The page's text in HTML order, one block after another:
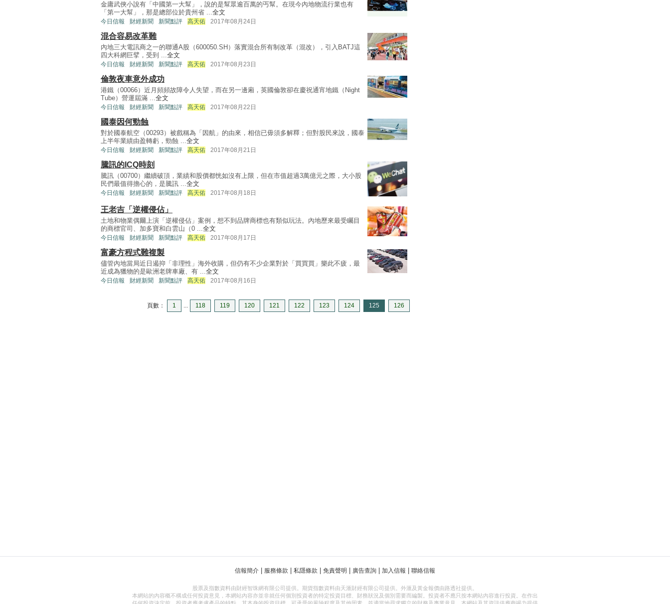
金庸武俠小說有「中國第一大幫」，說的是幫眾逾百萬的丐幫。在現今內地物流行業也有
「第一大幫」，那是總部位於貴州省 ...全文
今日信報 財經新聞 新聞點評 高天佑 2017年08月24日
混合容易改革難
內地三大電訊商之一的聯通A股（600050.SH）落實混合所有制改革（混改），引入BATJ這
四大科網巨擘，受到 ...全文
今日信報 財經新聞 新聞點評 高天佑 2017年08月23日
倫敦夜車意外成功
港鐵（00066）近月頻頻故障令人失望，而在另一邊廂，英國倫敦卻在慶祝通宵地鐵（Night
Tube）營運屆滿 ...全文
今日信報 財經新聞 新聞點評 高天佑 2017年08月22日
國泰因何勁蝕
對於國泰航空（00293）被戲稱為「因航」的由來，相信已毋須多解釋；但對股民來說，國泰
上半年業績由盈轉虧，勁蝕 ...全文
今日信報 財經新聞 新聞點評 高天佑 2017年08月21日
騰訊的ICQ時刻
騰訊（00700）繼續破頂，業績和股價都恍如沒有上限，但在市值超過3萬億元之際，大小股
民們最值得擔心的，是騰訊 ...全文
今日信報 財經新聞 新聞點評 高天佑 2017年08月18日
王老吉「逆權侵佔」
土地和物業偶爾上演「逆權侵佔」案例，想不到品牌商標也有類似玩法。內地歷來最受矚目
的商標官司、加多寶和白雲山（0 ... 全文
今日信報 財經新聞 新聞點評 高天佑 2017年08月17日
富豪方程式難複製
儘管內地當局近日遏抑「非理性」海外收購，但仍有不少企業對於「買買買」樂此不疲，最
近成為獵物的是歐洲老牌車廠、有 ... 全文
今日信報 財經新聞 新聞點評 高天佑 2017年08月16日
頁數： 1 118 119 120 121 122 123 124 125 126
信報簡介 | 服務條款 | 私隱條款 | 免責聲明 | 廣告查詢 | 加入信報 | 聯絡信報
股票及指數資料由財經智珠網有限公司提供。期貨指數資料由天滙財經有限公司提供。外滙及黃金報價由路透社提供。
本網站的內容概不構成任何投資意見，本網站內容亦並非就任何個別投資者的特定投資目標、財務狀況及個別需要而編製。投資者不應只按本網站內容進行投資。在作出
任何投資決定前，投資者應考慮產品的特點、其本身的投資目標、可承受的風險程度及其他因素，並適當地尋求獨立的財務及專業意見。本網站及其資訊供應商竭力提供